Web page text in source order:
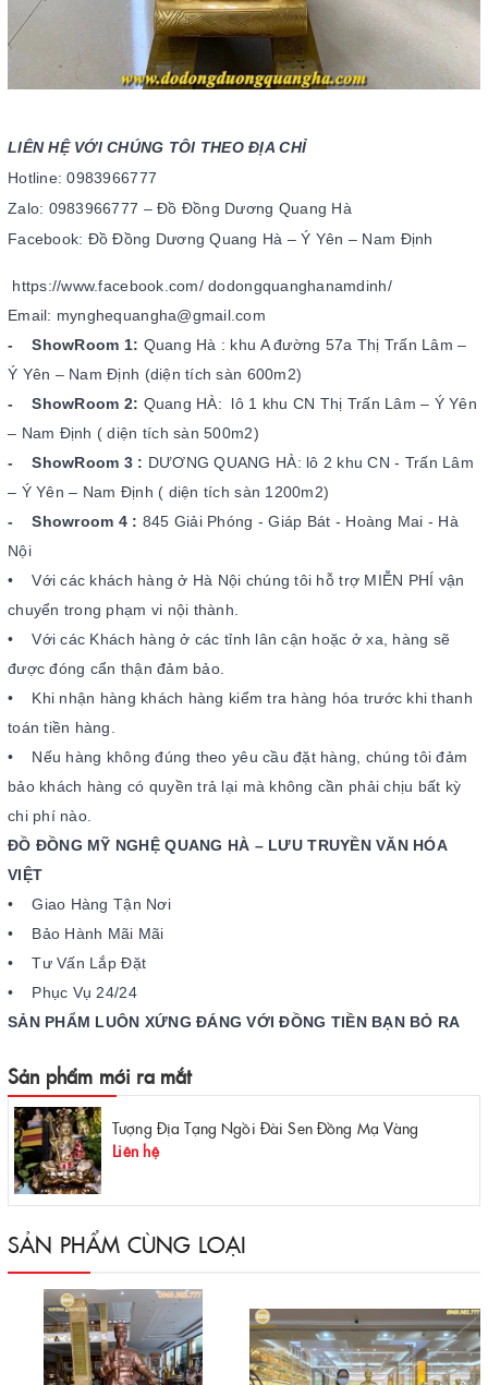
LIÊN HỆ VỚI CHÚNG TÔI THEO ĐỊA CHỈ
Hotline: 0983966777
Zalo: 0983966777 – Đồ Đồng Dương Quang Hà
Facebook: Đồ Đồng Dương Quang Hà – Ý Yên – Nam Định
https://www.facebook.com/ dodongquanghanamdinh/
Email: mynghequangha@gmail.com
- ShowRoom 1: Quang Hà : khu A đường 57a Thị Trấn Lâm –
Ý Yên – Nam Định (diện tích sàn 600m2)
- ShowRoom 2: Quang HÀ: lô 1 khu CN Thị Trấn Lâm – Ý Yên
– Nam Định ( diện tích sàn 500m2)
- ShowRoom 3 : DƯƠNG QUANG HÀ: lô 2 khu CN - Trấn Lâm
– Ý Yên – Nam Định ( diện tích sàn 1200m2)
- Showroom 4 : 845 Giải Phóng - Giáp Bát - Hoàng Mai - Hà
Nội
• Với các khách hàng ở Hà Nội chúng tôi hỗ trợ MIỄN PHÍ vận
chuyển trong phạm vi nội thành.
• Với các Khách hàng ở các tỉnh lân cận hoặc ở xa, hàng sẽ
được đóng cẩn thận đảm bảo.
• Khi nhận hàng khách hàng kiểm tra hàng hóa trước khi thanh
toán tiền hàng.
• Nếu hàng không đúng theo yêu cầu đặt hàng, chúng tôi đảm
bảo khách hàng có quyền trả lại mà không cần phải chịu bất kỳ
chi phí nào.
ĐỒ ĐỒNG MỸ NGHỆ QUANG HÀ – LƯU TRUYỀN VĂN HÓA
VIỆT
• Giao Hàng Tận Nơi
• Bảo Hành Mãi Mãi
• Tư Vấn Lắp Đặt
• Phục Vụ 24/24
SẢN PHẨM LUÔN XỨNG ĐÁNG VỚI ĐỒNG TIỀN BẠN BỎ RA
Sản phẩm mới ra mắt
Tượng Địa Tạng Ngồi Đài Sen Đồng Mạ Vàng
Liên hệ
SẢN PHẨM CÙNG LOẠI